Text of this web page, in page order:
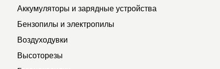
Аккумуляторы и зарядные устройства
Бензопилы и электропилы
Воздуходувки
Высоторезы